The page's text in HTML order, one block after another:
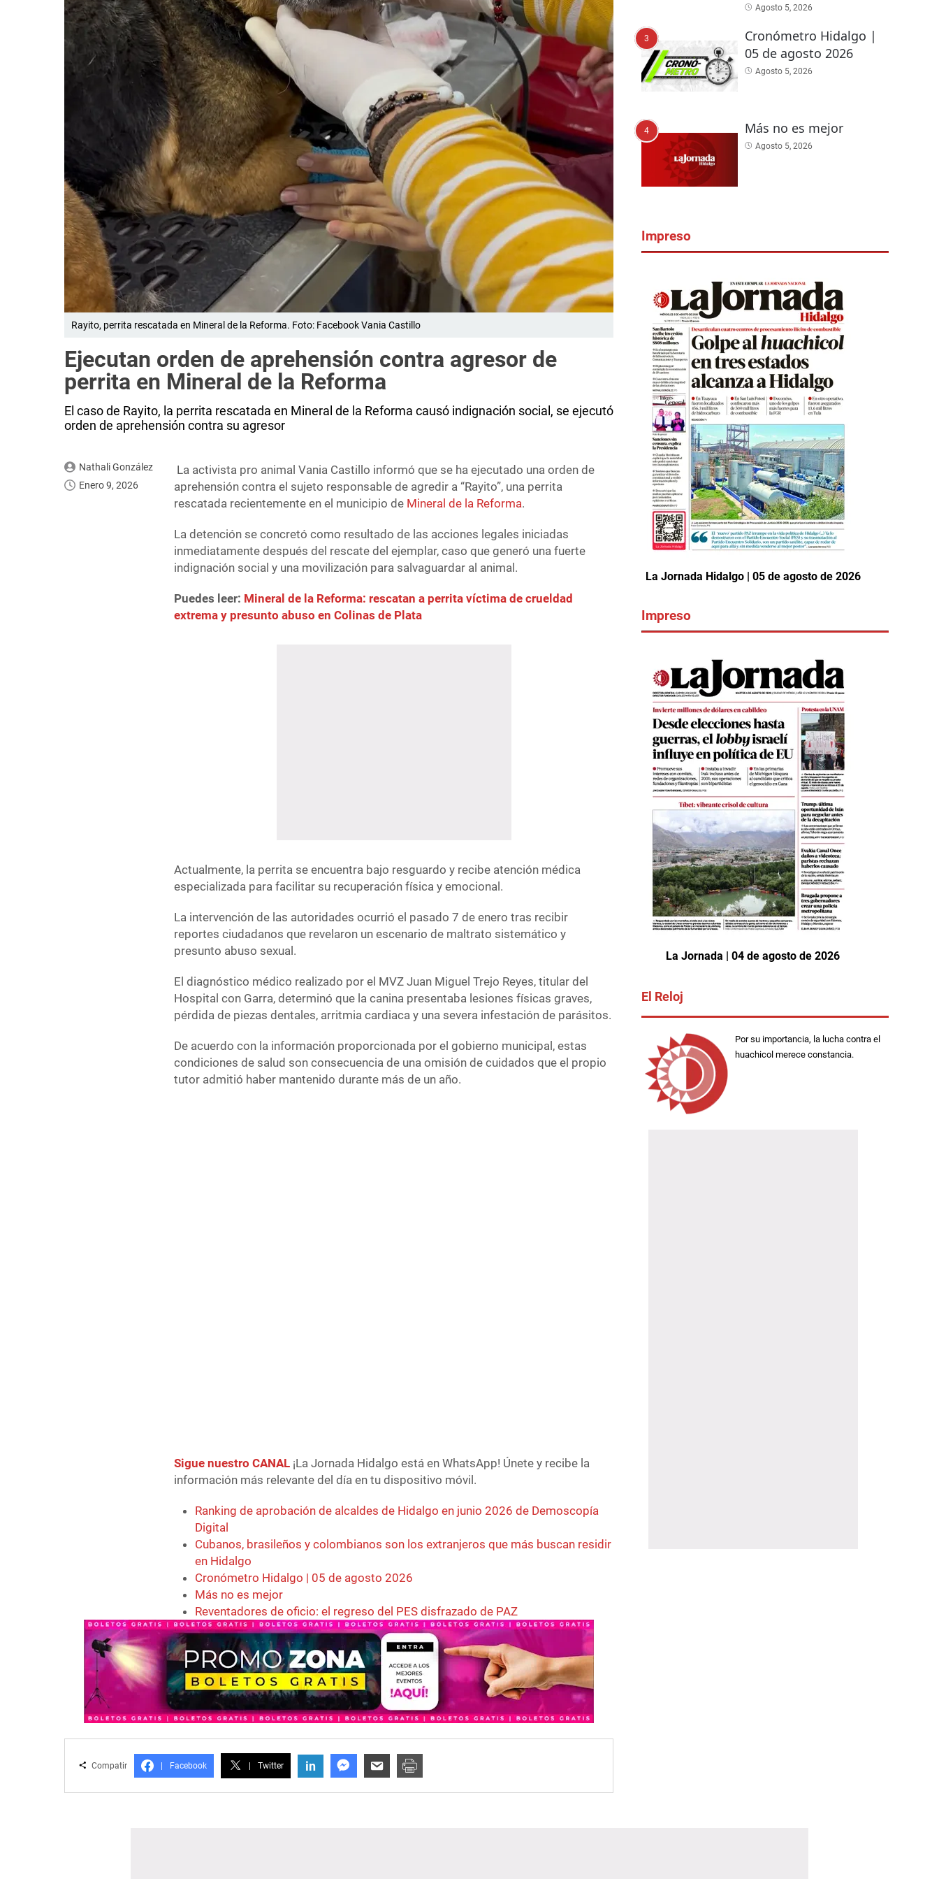
Rayito, perrita rescatada en Mineral de la Reforma. Foto: Facebook Vania Castillo
Ejecutan orden de aprehensión contra agresor de
perrita en Mineral de la Reforma
El caso de Rayito, la perrita rescatada en Mineral de la Reforma causó indignación social, se ejecutó
orden de aprehensión contra su agresor
Nathali González
Enero 9, 2026
La activista pro animal Vania Castillo informó que se ha ejecutado una orden de
aprehensión contra el sujeto responsable de agredir a “Rayito”, una perrita
rescatada recientemente en el municipio de Mineral de la Reforma.
La detención se concretó como resultado de las acciones legales iniciadas
inmediatamente después del rescate del ejemplar, caso que generó una fuerte
indignación social y una movilización para salvaguardar al animal.
Puedes leer: Mineral de la Reforma: rescatan a perrita víctima de crueldad
extrema y presunto abuso en Colinas de Plata
Actualmente, la perrita se encuentra bajo resguardo y recibe atención médica
especializada para facilitar su recuperación física y emocional.
La intervención de las autoridades ocurrió el pasado 7 de enero tras recibir
reportes ciudadanos que revelaron un escenario de maltrato sistemático y
presunto abuso sexual.
El diagnóstico médico realizado por el MVZ Juan Miguel Trejo Reyes, titular del
Hospital con Garra, determinó que la canina presentaba lesiones físicas graves,
pérdida de piezas dentales, arritmia cardiaca y una severa infestación de parásitos.
De acuerdo con la información proporcionada por el gobierno municipal, estas
condiciones de salud son consecuencia de una omisión de cuidados que el propio
tutor admitió haber mantenido durante más de un año.
Sigue nuestro CANAL ¡La Jornada Hidalgo está en WhatsApp! Únete y recibe la
información más relevante del día en tu dispositivo móvil.
Ranking de aprobación de alcaldes de Hidalgo en junio 2026 de Demoscopía
Digital
Cubanos, brasileños y colombianos son los extranjeros que más buscan residir
en Hidalgo
Cronómetro Hidalgo | 05 de agosto 2026
Más no es mejor
Reventadores de oficio: el regreso del PES disfrazado de PAZ
Compatir Facebook Twitter in
Agosto 5, 2026
3
Cronómetro Hidalgo |
05 de agosto 2026
Agosto 5, 2026
4 Más no es mejor
Agosto 5, 2026
Impreso
La Jornada Hidalgo | 05 de agosto de 2026
Impreso
La Jornada | 04 de agosto de 2026
El Reloj
Por su importancia, la lucha contra el
huachicol merece constancia.